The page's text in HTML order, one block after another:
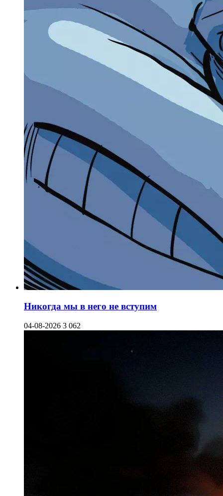
Никогда мы в него не вступим
04-08-2026 3 062